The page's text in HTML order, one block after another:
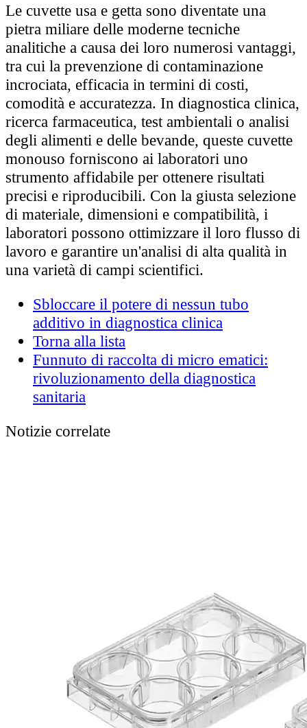
Le cuvette usa e getta sono diventate una
pietra miliare delle moderne tecniche
analitiche a causa dei loro numerosi vantaggi,
tra cui la prevenzione di contaminazione
incrociata, efficacia in termini di costi,
comodità e accuratezza. In diagnostica clinica,
ricerca farmaceutica, test ambientali o analisi
degli alimenti e delle bevande, queste cuvette
monouso forniscono ai laboratori uno
strumento affidabile per ottenere risultati
precisi e riproducibili. Con la giusta selezione
di materiale, dimensioni e compatibilità, i
laboratori possono ottimizzare il loro flusso di
lavoro e garantire un'analisi di alta qualità in
una varietà di campi scientifici.
Sbloccare il potere di nessun tubo
additivo in diagnostica clinica
Torna alla lista
Funnuto di raccolta di micro ematici:
rivoluzionamento della diagnostica
sanitaria
Notizie correlate